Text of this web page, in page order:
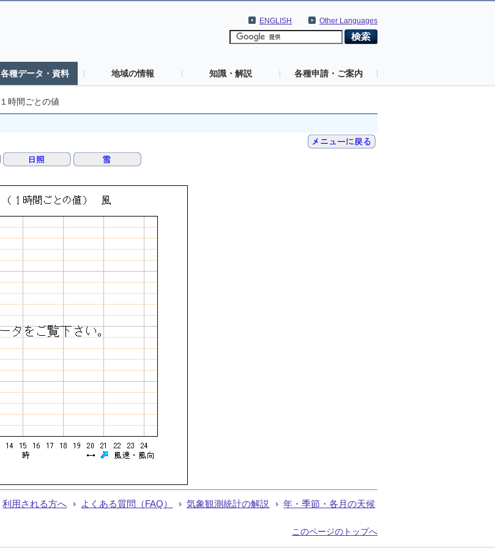
Other Languages
ENGLISH
各種データ・資料 地域の情報 知識・解説 各種申請・ご案内
１時間ごとの値
利用される方へ よくある質問（FAQ） 気象観測統計の解説 年・季節・各月の天候
このページのトップへ